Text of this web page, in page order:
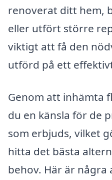
renoverat ditt hem,
eller utfört större
viktigt att få den
utförd på ett
Genom att inhämta
du en känsla för de
som erbjuds, vilket
hitta det bästa
behov. Här är några